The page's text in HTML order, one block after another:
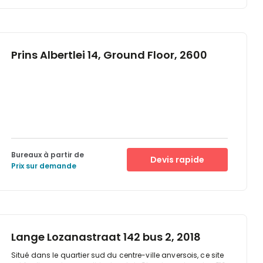
Prins Albertlei 14, Ground Floor, 2600
Bureaux à partir de
Prix sur demande
Devis rapide
Lange Lozanastraat 142 bus 2, 2018
Situé dans le quartier sud du centre-ville anversois, ce site